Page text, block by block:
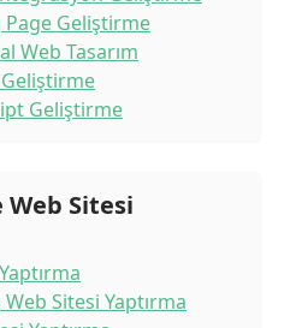
Geliştirme
Web Tasarım
Geliştirme
Web Sitesi
Sitesi Yaptırma